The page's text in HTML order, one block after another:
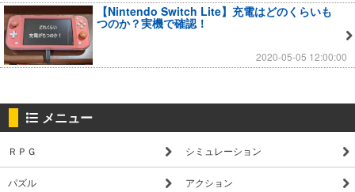
【Nintendo Switch Lite】充電はどのくらいも
つのか？実機で確認！
2020-05-05 12:00:00
メニュー
ＲＰＧ シミュレーション
パズル アクション